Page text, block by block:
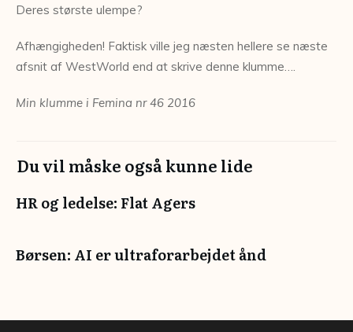
Deres største ulempe?
Afhængigheden! Faktisk ville jeg næsten hellere se næste
afsnit af WestWorld end at skrive denne klumme….
Min klumme i Femina nr 46 2016
Du vil måske også kunne lide
HR og ledelse: Flat Agers
Børsen: AI er ultraforarbejdet ånd